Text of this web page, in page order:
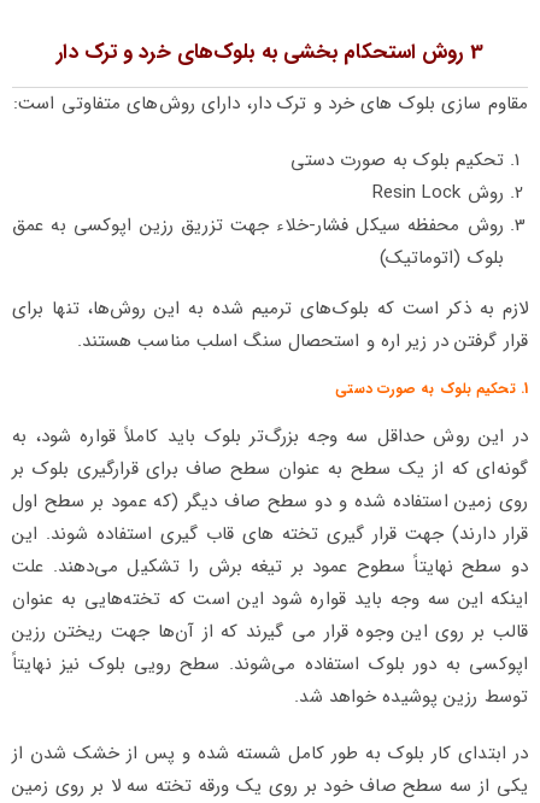
3 روش‌ استحکام بخشی به بلوک‌های خرد و ترک دار
مقاوم سازی بلوک های خرد و ترک دار، دارای روش‌های متفاوتی است:
تحکیم بلوک به صورت دستی
روش Resin Lock
روش محفظه سیکل فشار-خلاء جهت تزریق رزین اپوکسی به عمق
بلوک (اتوماتیک)
لازم به ذکر است که بلوک‌های ترمیم شده به این روش‌ها، تنها برای
قرار گرفتن در زیر اره و استحصال سنگ اسلب مناسب هستند.
1. تحکیم بلوک به صورت دستی
در این روش حداقل سه وجه بزرگ‌تر بلوک باید کاملاً قواره شود، به
گونه‌ای که از یک سطح به عنوان سطح صاف برای قرارگیری بلوک بر
روی زمین استفاده شده و دو سطح صاف دیگر (که عمود بر سطح اول
قرار دارند) جهت قرار گیری تخته های قاب گیری استفاده شوند. این
دو سطح نهایتاً سطوح عمود بر تیغه برش را تشکیل می‌دهند. علت
اینکه این سه وجه باید قواره شود این است که تخته‌هایی به عنوان
قالب بر روی این وجوه قرار می گیرند که از آن‌ها جهت ریختن رزین
اپوکسی به دور بلوک استفاده می‌شوند. سطح رویی بلوک نیز نهایتاً
توسط رزین پوشیده خواهد شد.
در ابتدای کار بلوک به طور کامل شسته شده و پس از خشک شدن از
یکی از سه سطح صاف خود بر روی یک ورقه تخته سه لا بر روی زمین